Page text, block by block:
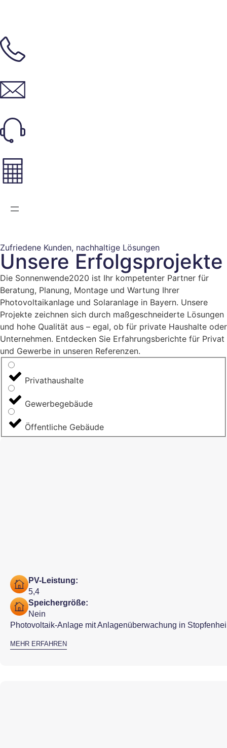
Zufriedene Kunden, nachhaltige Lösungen
Unsere Erfolgsprojekte
Die Sonnenwende2020 ist Ihr kompetenter Partner für
Beratung, Planung, Montage und Wartung Ihrer
Photovoltaikanlage und Solaranlage in Bayern. Unsere
Projekte zeichnen sich durch maßgeschneiderte Lösungen
und hohe Qualität aus – egal, ob für private Haushalte oder
Unternehmen. Entdecken Sie Erfahrungsberichte für Privat
und Gewerbe in unseren Referenzen.
Privathaushalte
Gewerbegebäude
Öffentliche Gebäude
PV-Leistung:
5,4
Speichergröße:
Nein
Photovoltaik-Anlage mit Anlagenüberwachung in
MEHR ERFAHREN